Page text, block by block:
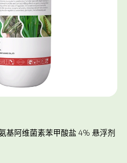
基阿维菌素苯甲酸盐 4% 悬浮剂